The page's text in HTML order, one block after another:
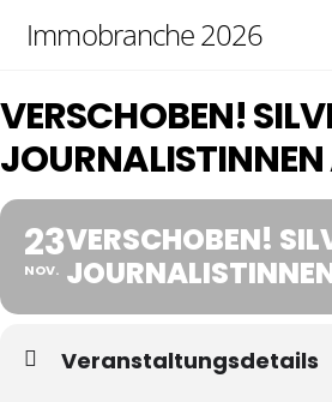
Immobranche 2026
VERSCHOBEN!
23
NOV.
VERSCHOBEN!
Veranstaltungsdetails